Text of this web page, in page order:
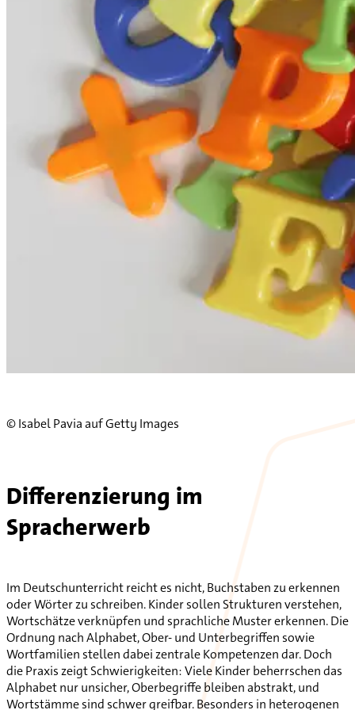
© Isabel Pavia auf Getty Images
Differenzierung im
Spracherwerb
Im Deutschunterricht reicht es nicht, Buchstaben zu erkennen
oder Wörter zu schreiben. Kinder sollen Strukturen verstehen,
Wortschätze verknüpfen und sprachliche Muster erkennen. Die
Ordnung nach Alphabet, Ober- und Unterbegriffen sowie
Wortfamilien stellen dabei zentrale Kompetenzen dar. Doch
die Praxis zeigt Schwierigkeiten: Viele Kinder beherrschen das
Alphabet nur unsicher, Oberbegriffe bleiben abstrakt, und
Wortstämme sind schwer greifbar. Besonders in heterogenen